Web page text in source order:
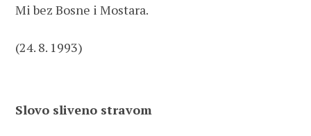
Mi bez Bosne i Mostara.
(24. 8. 1993)
Slovo sliveno stravom